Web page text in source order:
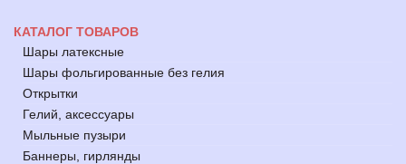
КАТАЛОГ ТОВАРОВ
Шары латексные
Шары фольгированные без гелия
Открытки
Гелий, аксессуары
Мыльные пузыри
Баннеры, гирлянды